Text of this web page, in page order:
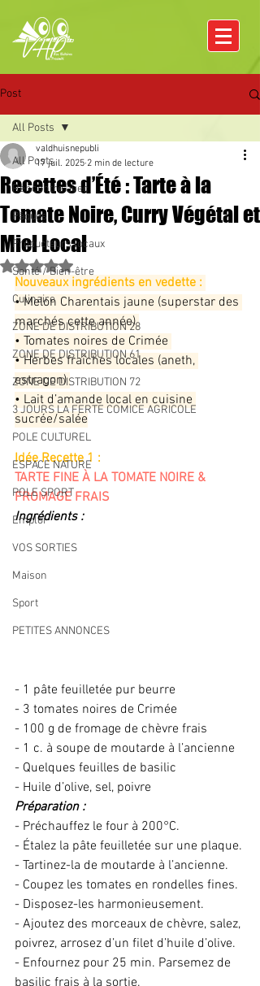
Post
All Posts
Rencontre avec
Pâques
Producteurs locaux
Santé / Bien-être
Culinaire
ZONE DE DISTRIBUTION 28
ZONE DE DISTRIBUTION 61
ZONE DE DISTRIBUTION 72
3 JOURS LA FERTE COMICE AGRICOLE
POLE CULTUREL
ESPACE NATURE
POLE SPORT
Emploi
VOS SORTIES
Maison
Sport
PETITES ANNONCES
All Posts
Recettes d’Été : Tarte à la
Tomate Noire, Curry Végétal et
Miel Local
valdhuisnepubli
17 juil. 2025 2 min de lecture
Noté NaN étoiles sur 5.
Nouveaux ingrédients en vedette :
• Melon Charentais jaune (superstar des
marchés cette année)
• Tomates noires de Crimée
• Herbes fraîches locales (aneth,
estragon)
• Lait d’amande local en cuisine
sucrée/salée
Idée Recette 1 :
TARTE FINE À LA TOMATE NOIRE &
FROMAGE FRAIS
Ingrédients :
- 1 pâte feuilletée pur beurre
- 3 tomates noires de Crimée
- 100 g de fromage de chèvre frais
- 1 c. à soupe de moutarde à l’ancienne
- Quelques feuilles de basilic
- Huile d’olive, sel, poivre
Préparation :
- Préchauffez le four à 200°C.
- Étalez la pâte feuilletée sur une plaque.
- Tartinez-la de moutarde à l’ancienne.
- Coupez les tomates en rondelles fines.
- Disposez-les harmonieusement.
- Ajoutez des morceaux de chèvre, salez,
poivrez, arrosez d’un filet d’huile d’olive.
- Enfournez pour 25 min. Parsemez de